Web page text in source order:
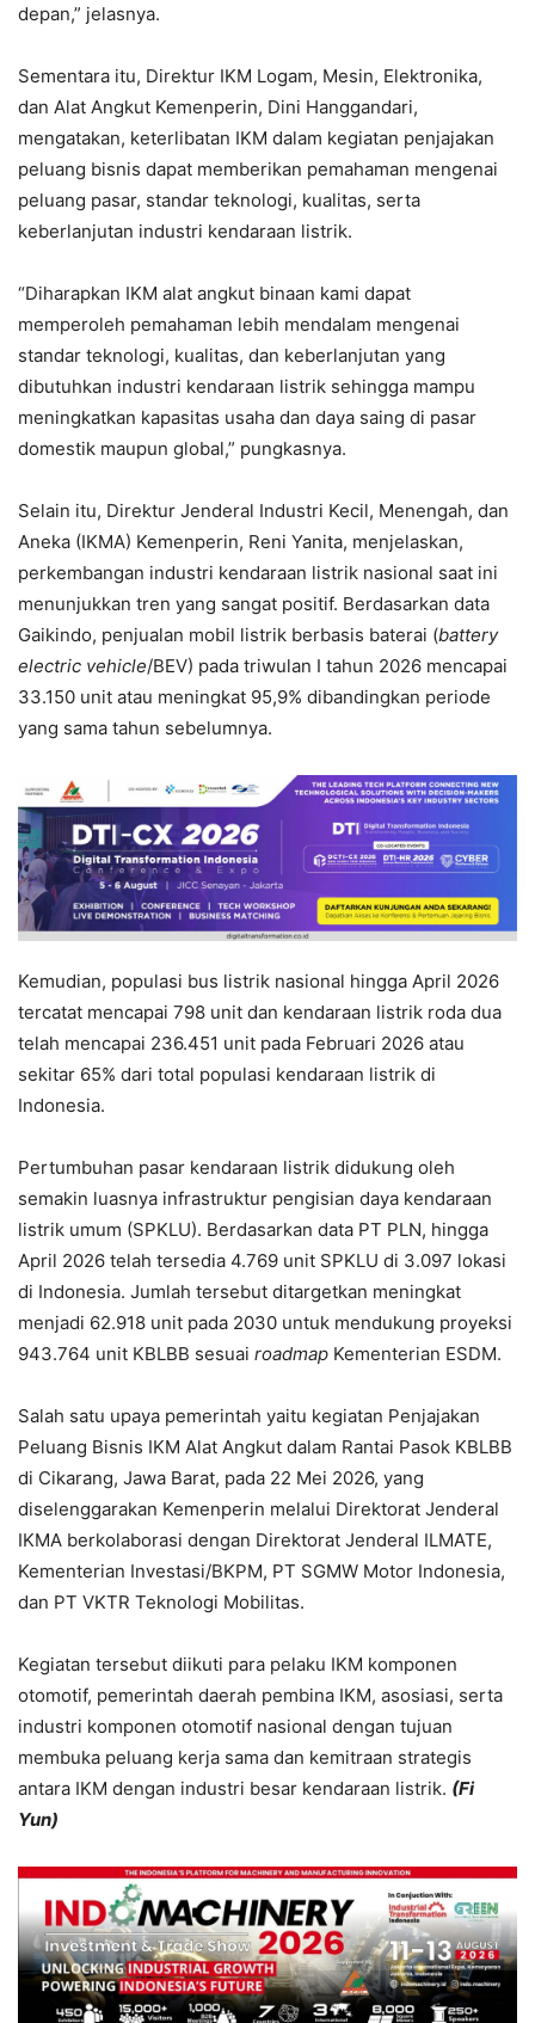
depan,” jelasnya.
Sementara itu, Direktur IKM Logam, Mesin, Elektronika,
dan Alat Angkut Kemenperin, Dini Hanggandari,
mengatakan, keterlibatan IKM dalam kegiatan penjajakan
peluang bisnis dapat memberikan pemahaman mengenai
peluang pasar, standar teknologi, kualitas, serta
keberlanjutan industri kendaraan listrik.
“Diharapkan IKM alat angkut binaan kami dapat
memperoleh pemahaman lebih mendalam mengenai
standar teknologi, kualitas, dan keberlanjutan yang
dibutuhkan industri kendaraan listrik sehingga mampu
meningkatkan kapasitas usaha dan daya saing di pasar
domestik maupun global,” pungkasnya.
Selain itu, Direktur Jenderal Industri Kecil, Menengah, dan
Aneka (IKMA) Kemenperin, Reni Yanita, menjelaskan,
perkembangan industri kendaraan listrik nasional saat ini
menunjukkan tren yang sangat positif. Berdasarkan data
Gaikindo, penjualan mobil listrik berbasis baterai (battery
electric vehicle/BEV) pada triwulan I tahun 2026 mencapai
33.150 unit atau meningkat 95,9% dibandingkan periode
yang sama tahun sebelumnya.
Kemudian, populasi bus listrik nasional hingga April 2026
tercatat mencapai 798 unit dan kendaraan listrik roda dua
telah mencapai 236.451 unit pada Februari 2026 atau
sekitar 65% dari total populasi kendaraan listrik di
Indonesia.
Pertumbuhan pasar kendaraan listrik didukung oleh
semakin luasnya infrastruktur pengisian daya kendaraan
listrik umum (SPKLU). Berdasarkan data PT PLN, hingga
April 2026 telah tersedia 4.769 unit SPKLU di 3.097 lokasi
di Indonesia. Jumlah tersebut ditargetkan meningkat
menjadi 62.918 unit pada 2030 untuk mendukung proyeksi
943.764 unit KBLBB sesuai roadmap Kementerian ESDM.
Salah satu upaya pemerintah yaitu kegiatan Penjajakan
Peluang Bisnis IKM Alat Angkut dalam Rantai Pasok KBLBB
di Cikarang, Jawa Barat, pada 22 Mei 2026, yang
diselenggarakan Kemenperin melalui Direktorat Jenderal
IKMA berkolaborasi dengan Direktorat Jenderal ILMATE,
Kementerian Investasi/BKPM, PT SGMW Motor Indonesia,
dan PT VKTR Teknologi Mobilitas.
Kegiatan tersebut diikuti para pelaku IKM komponen
otomotif, pemerintah daerah pembina IKM, asosiasi, serta
industri komponen otomotif nasional dengan tujuan
membuka peluang kerja sama dan kemitraan strategis
antara IKM dengan industri besar kendaraan listrik. (Fi
Yun)